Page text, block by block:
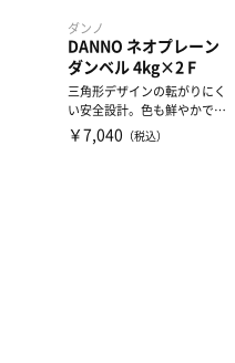
ダンノ
DANNO ネオプレーン
ダンベル 4kg×2 F
三角形デザインの転がりにく
い安全設計。色も鮮やかで女
性にもお薦めです。
￥7,040 （税込）